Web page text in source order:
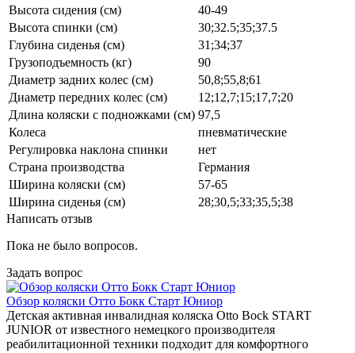
Высота сидения (см)
40-49
Высота спинки (см)
30;32.5;35;37.5
Глубина сиденья (см)
31;34;37
Грузоподъемность (кг)
90
Диаметр задних колес (см)
50,8;55,8;61
Диаметр передних колес (см)
12;12,7;15;17,7;20
Длина коляски с подножками (см) 97,5
Колеса
пневматические
Регулировка наклона спинки
нет
Страна производства
Германия
Ширина коляски (см)
57-65
Ширина сиденья (см)
28;30,5;33;35,5;38
Написать отзыв
Пока не было вопросов.
Задать вопрос
Обзор коляски Отто Бокк Старт Юниор
Детская активная инвалидная коляска Otto Bock START
JUNIOR от известного немецкого производителя
реабилитационной техники подходит для комфортного